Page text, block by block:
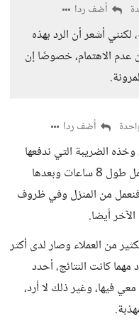
أضف ردا
أشعر أن الرد بهذه
عدم الاهتمام، خصوصًا إن
أضف ردا
الضريبة التي ندفعها
فعلا، في الوظائف العادية تظل تعمل طول 8 ساعات وبعدها
فنعمل من المنزل وفي ظروف
أيضا.
من العملاء وصار لدى أكثر
كانت النتائج، أحدد
فيها، وغير ذلك لا أرد،